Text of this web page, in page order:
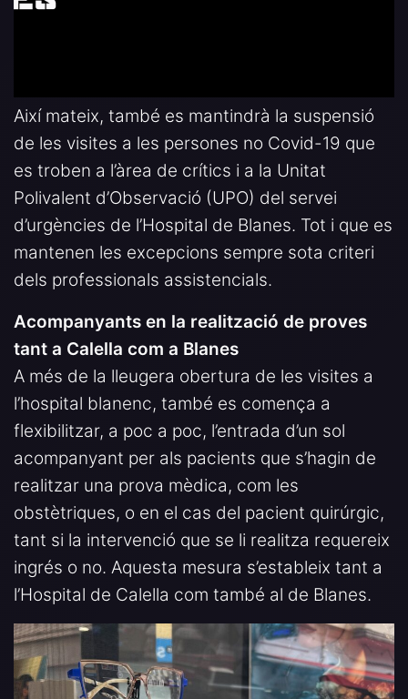
Així mateix, també es mantindrà la suspensió
de les visites a les persones no Covid-19 que
es troben a l’àrea de crítics i a la Unitat
Polivalent d’Observació (UPO) del servei
d’urgències de l’Hospital de Blanes. Tot i que es
mantenen les excepcions sempre sota criteri
dels professionals assistencials.
Acompanyants en la realització de proves
tant a Calella com a Blanes
A més de la lleugera obertura de les visites a
l’hospital blanenc, també es comença a
flexibilitzar, a poc a poc, l’entrada d’un sol
acompanyant per als pacients que s’hagin de
realitzar una prova mèdica, com les
obstètriques, o en el cas del pacient quirúrgic,
tant si la intervenció que se li realitza requereix
ingrés o no. Aquesta mesura s’estableix tant a
l’Hospital de Calella com també al de Blanes.